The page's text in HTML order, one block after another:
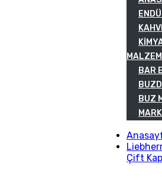
BAR
BUZ
Çift